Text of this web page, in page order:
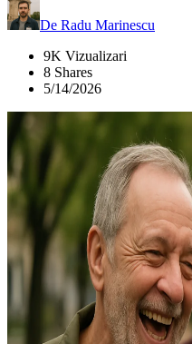
De Radu Marinescu
9K Vizualizari
8 Shares
5/14/2026